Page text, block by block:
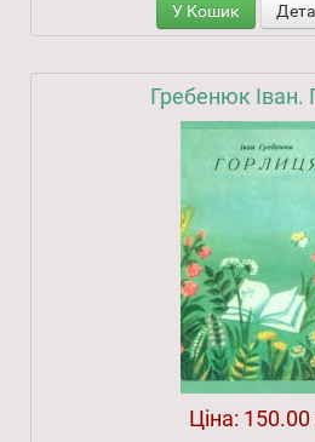
У Кошик
Гребенюк Іван.
Ціна: 150.00